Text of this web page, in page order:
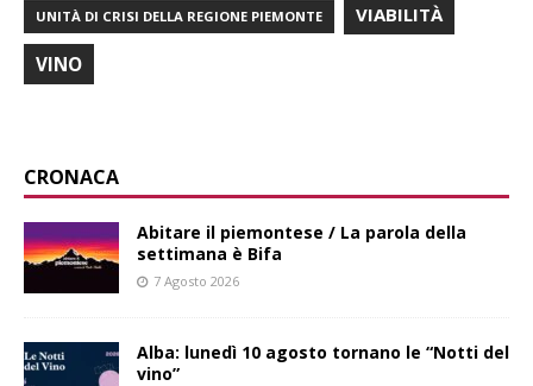
UNITÀ DI CRISI DELLA REGIONE PIEMONTE VIABILITÀ
VINO
CRONACA
Abitare il piemontese / La parola della
settimana è Bifa
7 Agosto 2026
Alba: lunedì 10 agosto tornano le “Notti del
vino”